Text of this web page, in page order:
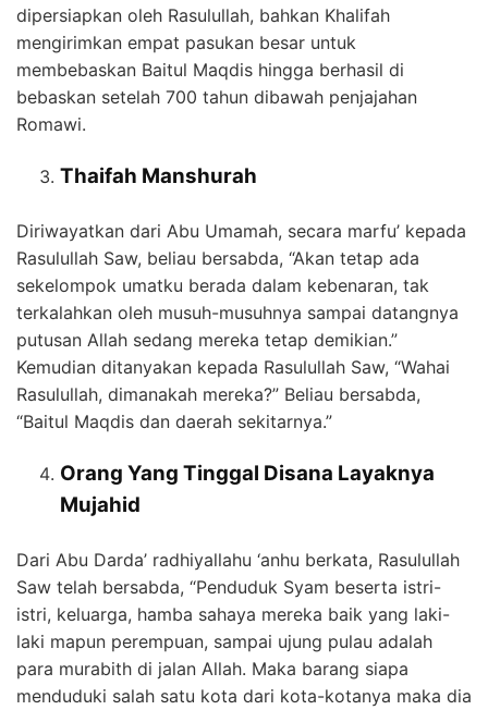
dipersiapkan oleh Rasulullah, bahkan Khalifah
mengirimkan empat pasukan besar untuk
membebaskan Baitul Maqdis hingga berhasil di
bebaskan setelah 700 tahun dibawah penjajahan
Romawi.
Thaifah Manshurah
Diriwayatkan dari Abu Umamah, secara marfu’ kepada
Rasulullah Saw, beliau bersabda, “Akan tetap ada
sekelompok umatku berada dalam kebenaran, tak
terkalahkan oleh musuh-musuhnya sampai datangnya
putusan Allah sedang mereka tetap demikian.”
Kemudian ditanyakan kepada Rasulullah Saw, “Wahai
Rasulullah, dimanakah mereka?” Beliau bersabda,
“Baitul Maqdis dan daerah sekitarnya.”
Orang Yang Tinggal Disana Layaknya
Mujahid
Dari Abu Darda’ radhiyallahu ‘anhu berkata, Rasulullah
Saw telah bersabda, “Penduduk Syam beserta istri-
istri, keluarga, hamba sahaya mereka baik yang laki-
laki mapun perempuan, sampai ujung pulau adalah
para murabith di jalan Allah. Maka barang siapa
menduduki salah satu kota dari kota-kotanya maka dia